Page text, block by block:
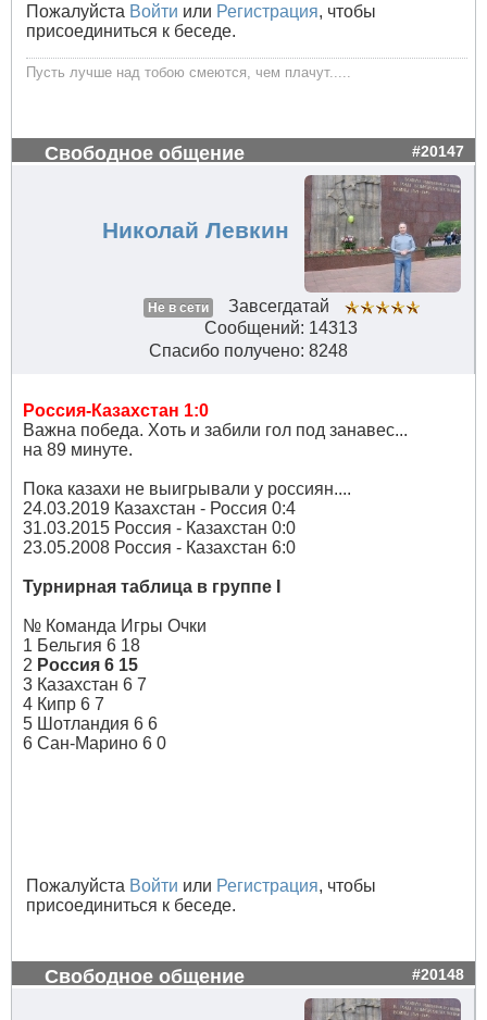
Пожалуйста Войти или Регистрация, чтобы
присоединиться к беседе.
Пусть лучше над тобою смеются, чем плачут.....
Свободное общение #20147
Николай Левкин
Не в сети
Завсегдатай
Сообщений: 14313
Спасибо получено: 8248
Россия-Казахстан 1:0
Важна победа. Хоть и забили гол под занавес...
на 89 минуте.
Пока казахи не выигрывали у россиян....
24.03.2019 Казахстан - Россия 0:4
31.03.2015 Россия - Казахстан 0:0
23.05.2008 Россия - Казахстан 6:0
Турнирная таблица в группе
№ Команда Игры Очки
1 Бельгия 6 18
2 Россия 6 15
3 Казахстан 6 7
4 Кипр 6 7
5 Шотландия 6 6
6 Сан-Марино 6 0
Пожалуйста Войти или Регистрация, чтобы
присоединиться к беседе.
Свободное общение #20148